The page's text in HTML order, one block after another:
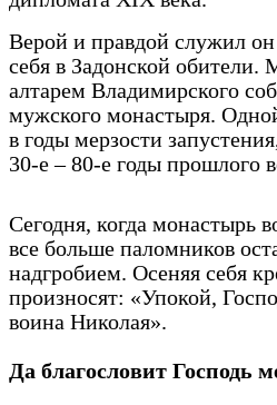
Верой и правдой служил он
себя в Задонской обители.
алтарем Владимирского
мужского монастыря.
в годы мерзости
30-е – 80-е годы прошлого
Сегодня, когда монастырь
все больше паломников
надгробием. Осеняя себя
произносят: «Упокой,
воина Николая».
Да благословит Господь